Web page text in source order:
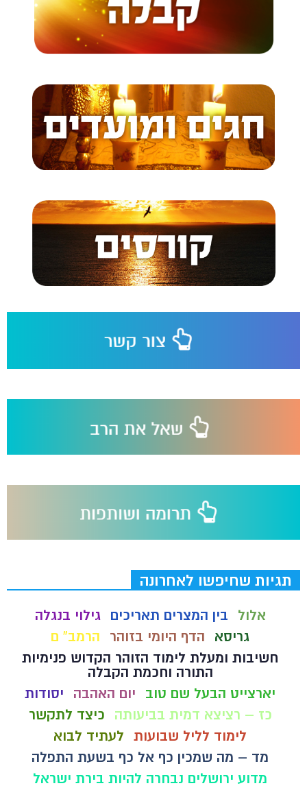
תגיות שחיפשו לאחרונה
אלול בין המצרים תאריכים
גילוי בנגלה
גריסא
הדף היומי בזוהר
הרמב" ם
חשיבות ומעלת לימוד הזוהר הקדוש פנימיות
התורה וחכמת הקבלה
יארצייט הבעל שם טוב
יום האהבה
יסודות
כז – רציצא דמית בביעותה
כיצד לתקשר
לימוד לליל שבועות לעתיד לבוא
מד – מה שמכין כף אל כף בשעת התפלה
מדוע ירושלים נבחרה להיות בירת ישראל